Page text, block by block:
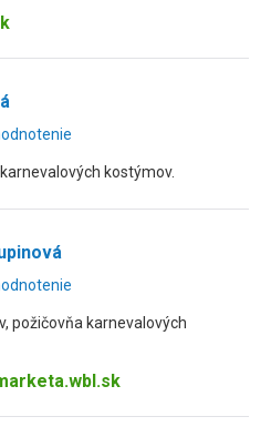
kostýmov.
požičovňa karnevalových